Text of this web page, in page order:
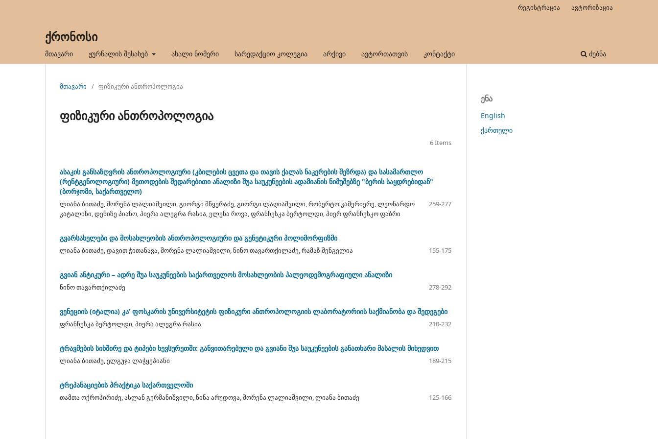
ქრონოსი
მთავარი ჟურნალის შესახებ ახალი ნომერი სარედაქციო კოლეგია არქივი ავტორთათვის კონტაქტი ძებნა
რეგისტრაცია ავტორიზაცია
მთავარი / ფიზიკური ანთროპოლოგია
ფიზიკური ანთროპოლოგია
6 Items
ასაკის განსაზღვრის ანთროპოლოგიური (კბილების ცვეთა და თავის ქალას ნაკერების შეზრდა) და სასამართლო
(რენტგენოლოგიური) მეთოდების შედარებითი ანალიზი შუა საუკუნეების ადამიანის ნიმუშებზე "ბერის საყდრებიდან"
(ბორჯომი, საქართველო)
ლიანა ბითაძე, შორენა ლალიაშვილი, გიორგი მწყერაძე, გიორგი ლაღიაშვილი, რობერტო კამერიერე, ლეონარდო
კატალინი, დენიზე პიანო, პიერა ალეგრა რასია, ელენა როვა, ფრანჩესკა ბერტოლდი, პიერ ფრანჩესკო ფაბრი
259-277
გვარსახელები და მოსახლეობის ანთროპოლოგიური და გენეტიკური პოლიმორფიზმი
ლიანა ბითაძე, დავით ჭითანავა, შორენა ლალიაშვილი, ნინო თავართქილაძე, რამაზ შენგელია 155-175
გვიან ანტიკური – ადრე შუა საუკუნეების საქართველოს მოსახლეობის პალეოდემოგრაფიული ანალიზი
ნინო თავართქილაძე 278-292
ვენეციის (იტალია) კა’ ფოსკარის უნივერსიტეტის ფიზიკური ანთროპოლოგიის ლაბორატორიის საქმიანობა და შედეგები
ფრანჩესკა ბერტოლდი, პიერა ალეგრა რასია 210-232
ტრავმების სიხშირე და ტიპები ხევსურეთში: განვითარებული და გვიანი შუა საუკუნეების განათხარი მასალის მიხედვით
ლიანა ბითაძე, ელგუჯა ლაჭყეპიანი 189-215
ტრეპანაციების პრაქტიკა საქართველოში
თამთა ოქროპირიძე, ასლან გერმანიშვილი, ნინა არუდოვა, შორენა ლალიაშვილი, ლიანა ბითაძე 125-166
ენა
English
ქართული